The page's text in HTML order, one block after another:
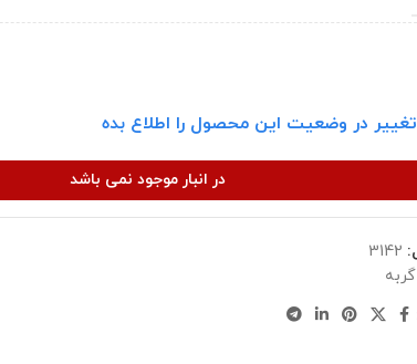
در وضعیت این محصول را اطلاع بده
در انبار موجود نمی باشد
3142